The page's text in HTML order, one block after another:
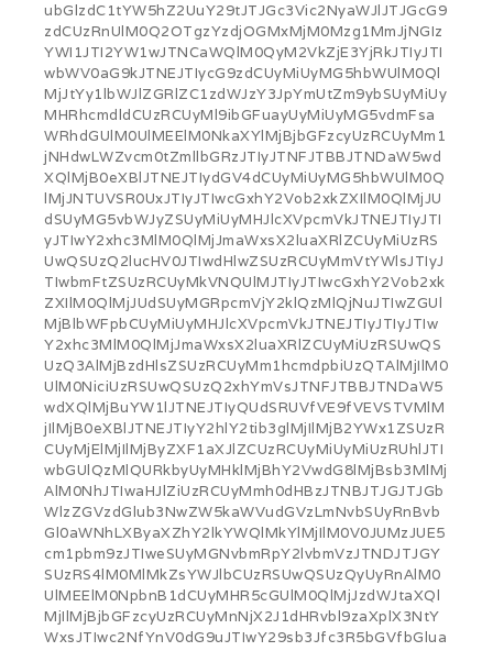
ubGlzdC1tYW5hZ2UuY29tJTJGc3Vic2NyaWJlJTJGcG9
zdCUzRnUlM0Q2OTgzYzdjOGMxMjM0Mzg1MmJjNGIz
YWI1JTI2YW1wJTNCaWQlM0QyM2VkZjE3YjRkJTIyJTI
wbWV0aG9kJTNEJTIycG9zdCUyMiUyMG5hbWUlM0Ql
MjJtYy1lbWJlZGRlZC1zdWJzY3JpYmUtZm9ybSUyMiUy
MHRhcmdldCUzRCUyMl9ibGFuayUyMiUyMG5vdmFsa
WRhdGUlM0UlMEElM0NkaXYlMjBjbGFzcyUzRCUyMm1
jNHdwLWZvcm0tZmllbGRzJTIyJTNFJTBBJTNDaW5wd
XQlMjB0eXBlJTNEJTIydGV4dCUyMiUyMG5hbWUlM0Q
lMjJNTUVSR0UxJTIyJTIwcGxhY2Vob2xkZXIlM0QlMjJU
dSUyMG5vbWJyZSUyMiUyMHJlcXVpcmVkJTNEJTIyJTI
yJTIwY2xhc3MlM0QlMjJmaWxsX2luaXRlZCUyMiUzRS
UwQSUzQ2lucHV0JTIwdHlwZSUzRCUyMmVtYWlsJTIyJ
TIwbmFtZSUzRCUyMkVNQUlMJTIyJTIwcGxhY2Vob2xk
ZXIlM0QlMjJUdSUyMGRpcmVjY2klQzMlQjNuJTIwZGUl
MjBlbWFpbCUyMiUyMHJlcXVpcmVkJTNEJTIyJTIyJTIw
Y2xhc3MlM0QlMjJmaWxsX2luaXRlZCUyMiUzRSUwQS
UzQ3AlMjBzdHlsZSUzRCUyMm1hcmdpbiUzQTAlMjIlM0
UlM0NiciUzRSUwQSUzQ2xhYmVsJTNFJTBBJTNDaW5
wdXQlMjBuYW1lJTNEJTIyQUdSRUVfVE9fVEVSTVMlM
jIlMjB0eXBlJTNEJTIyY2hlY2tib3glMjIlMjB2YWx1ZSUzR
CUyMjElMjIlMjByZXF1aXJlZCUzRCUyMiUyMiUzRUhlJTI
wbGUlQzMlQURkbyUyMHklMjBhY2VwdG8lMjBsb3MlMj
AlM0NhJTIwaHJlZiUzRCUyMmh0dHBzJTNBJTJGJTJGb
WlzZGVzdGlub3NwZW5kaWVudGVzLmNvbSUyRnBvb
Gl0aWNhLXByaXZhY2lkYWQlMkYlMjIlM0V0JUMzJUE5
cm1pbm9zJTIweSUyMGNvbmRpY2lvbmVzJTNDJTJGY
SUzRS4lM0MlMkZsYWJlbCUzRSUwQSUzQyUyRnAlM0
UlMEElM0NpbnB1dCUyMHR5cGUlM0QlMjJzdWJtaXQl
MjIlMjBjbGFzcyUzRCUyMnNjX2J1dHRvbl9zaXplX3NtY
WxsJTIwc2NfYnV0dG9uJTIwY29sb3Jfc3R5bGVfbGlua